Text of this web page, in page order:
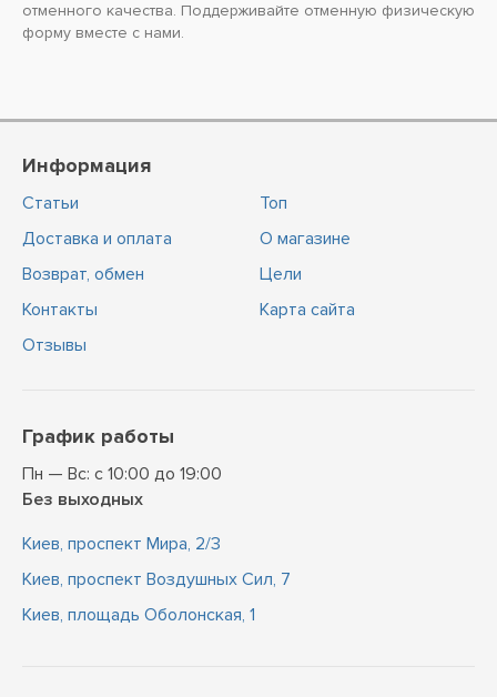
отменного качества. Поддерживайте отменную физическую
форму вместе с нами.
Информация
Статьи
Доставка и оплата
Возврат, обмен
Контакты
Отзывы
Топ
О магазине
Цели
Карта сайта
График работы
Пн — Вс: с 10:00 до 19:00
Без выходных
Киев, проспект Мира, 2/3
Киев, проспект Воздушных Сил, 7
Киев, площадь Оболонская, 1